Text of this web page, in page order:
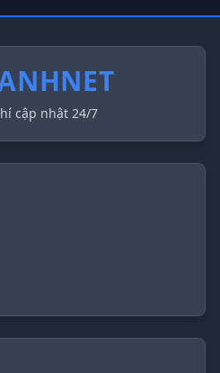
cập nhật 24/7